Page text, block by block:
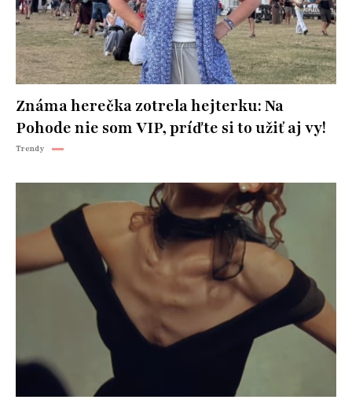
Známa herečka zotrela hejterku: Na
Pohode nie som VIP, príďte si to užiť aj vy!
Trendy